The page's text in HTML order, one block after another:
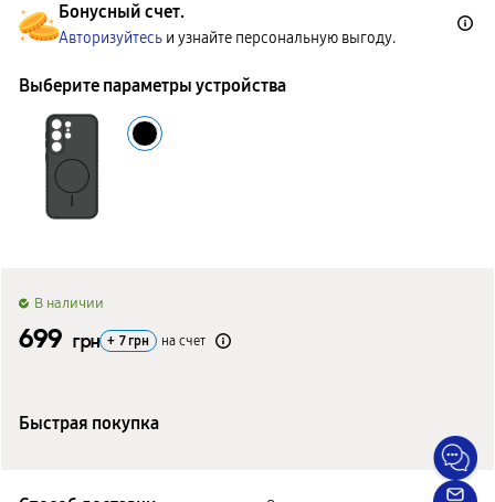
Бонусный счет.
Авторизуйтесь и узнайте персональную выгоду.
Выберите параметры устройства
B наличии
699 грн + 7 грн на счет
Быстрая покупка